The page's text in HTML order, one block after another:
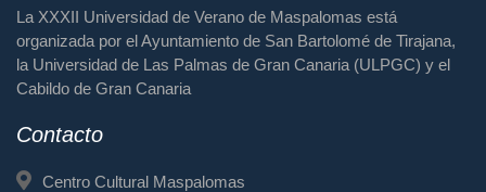
La XXXII Universidad de Verano de Maspalomas está
organizada por el Ayuntamiento de San Bartolomé de Tirajana,
la Universidad de Las Palmas de Gran Canaria (ULPGC) y el
Cabildo de Gran Canaria
Contacto
Centro Cultural Maspalomas